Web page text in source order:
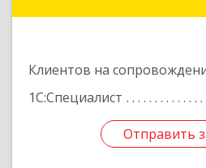
Клиентов на
1С:Специалист
Отправить
Отправить